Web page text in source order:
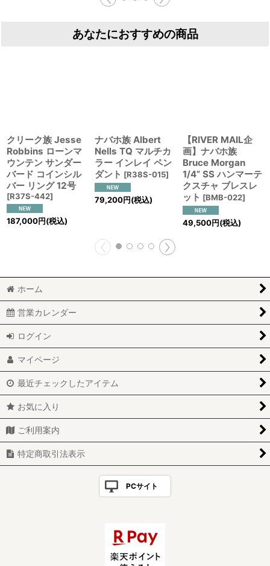
あなたにおすすめの商品
クリーク族 Jesse
Robbins ローンマ
ウンテン サンダー
バード コインシル
バー リング 12号
[R37S-442]
187,000円(税込)
ナバホ族 Albert
Nells TQ マルチカ
ラー インレイ ペン
ダント [R38S-015]
79,200円(税込)
【RIVER MAIL企
画】ナバホ族
Bruce Morgan
1/4” SS ハンマーテ
クスチャ ブレスレ
ット [BMB-022]
49,500円(税込)
ホーム
営業カレンダー
ログイン
マイページ
最近チェックしたアイテム
お気に入り
ご利用案内
特定商取引法表示
PCサイト